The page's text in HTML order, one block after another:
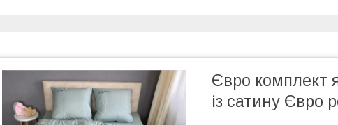
Євро комплект
із сатину Євро